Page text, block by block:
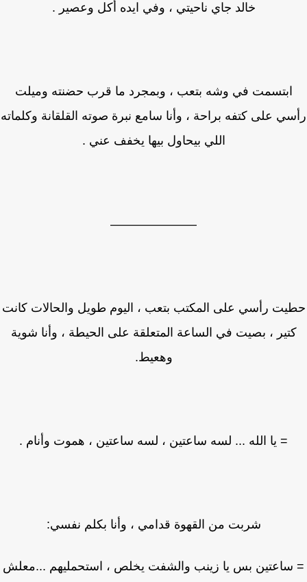
خالد جاي ناحيتي ، وفي ايده أكل وعصير .
ابتسمت في وشه بتعب ، وبمجرد ما قرب حضنته وميلت
على كتفه براحة ، وأنا سامع نبرة صوته القلقانة وكلماته
اللي بيحاول بيها يخفف عني .
———————
رأسي على المكتب بتعب ، اليوم طويل والحالات كانت
، بصيت في الساعة المتعلقة على الحيطة ، وأنا شوية
وهعيط.
= يا الله ... لسه ساعتين ، لسه ساعتين ، هموت وأنام .
شربت من القهوة قدامي ، وأنا بكلم نفسي:
بس يا زينب والشفت يخلص ، استحمليهم ...معلش